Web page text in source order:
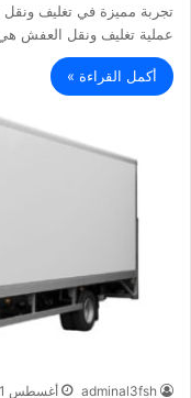
تجربة مميزة في تغليف ونقل
عملية تغليف ونقل العفش
أكمل القراءة »
adminal3fsh أغسطس 11, 2023